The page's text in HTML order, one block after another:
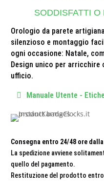
SODDISFATTI O
Orologio da parete
silenzioso e montaggio
ogni occasione: Natale,
Design unico per arricchire
ufficio.
Manuale Utente -
Consegna entro 24/48 ore
La spedizione avviene
quello del pagamento.
Restituzione del prodotto entro